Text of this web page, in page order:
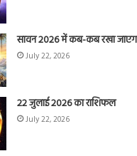
सावन 2026 में कब-कब रखा जाएगा
July 22, 2026
22 जुलाई 2026 का राशिफल
July 22, 2026